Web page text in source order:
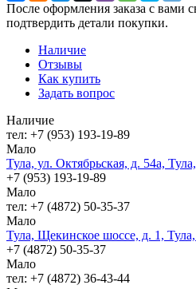
После оформления заказа с вами
подтвердить детали покупки.
Наличие
Отзывы
Как купить
Задать вопрос
Наличие
тел: +7 (953) 193-19-89
Мало
Тула, ул. Октябрьская, д. 54а,
+7 (953) 193-19-89
Мало
тел: +7 (4872) 50-35-37
Мало
Тула, Щекинское шоссе, д. 1,
+7 (4872) 50-35-37
Мало
тел: +7 (4872) 36-43-44